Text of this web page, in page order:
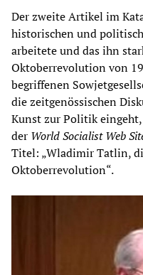
Der zweite Artikel im
historischen und
arbeitete und das ihn
Oktoberrevolution von
begriffenen
die zeitgenössischen
Kunst zur Politik
der World Socialist Web
Titel: „Wladimir Tatlin,
Oktoberrevolution“.